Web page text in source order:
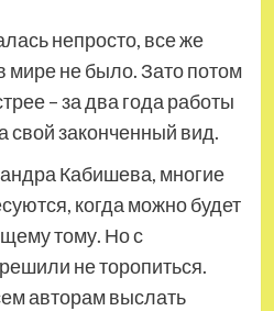
непросто, все же
мире не было. Зато потом
– за два года работы
свой законченный вид.
Кабишева, многие
когда можно будет
тому. Но с
не торопиться.
авторам выслать